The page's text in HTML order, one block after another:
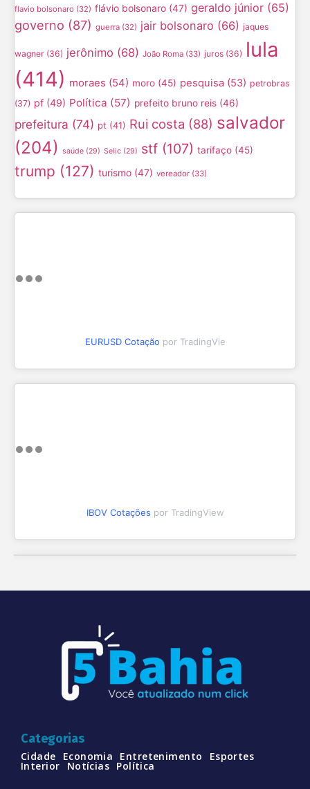
flavio bolsonaro (32) flávio bolsonaro (47) geraldo júnior (65)
governo (87) guerra (32) jair bolsonaro (66) jaques
wagner (36) jerônimo (68) João Roma (33) juros (36) lula
(414) moraes (54) moro (45) pesquisa (53) petrobras
(37) pf (49) Política (57) prefeito bruno reis (46)
prefeitura (74) pt (41) Rui costa (88) salvador
(204) saúde (29) Selic (29) stf (107) tarifaço (45)
trump (127) turismo (47) vereador (33)
EURUSD Cotação por TradingVie
IBOV Cotações por TradingView
Categorias
Cidade Economia Entretenimento Esportes
Interior Notícias Política